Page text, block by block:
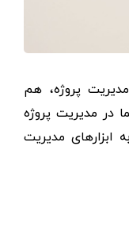
پروژه، هم
در مدیریت پروژه
ابزارهای مدیریت